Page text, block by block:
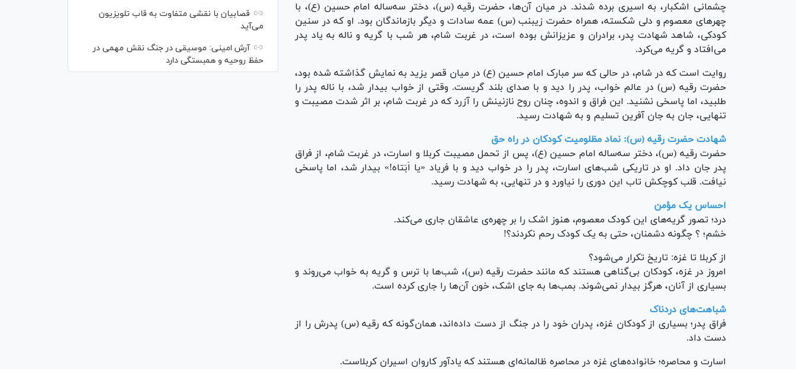
چشمانی اشکبار، به اسیری برده شدند. در میان آن‌ها، حضرت رقیه (س)، دختر سه‌ساله امام حسین (ع)، با
چهرهای معصوم و دلی شکسته، همراه حضرت زیبنب (س) عمه سادات و دیگر بازماندگان بود. او که در سنین
کودکی، شاهد شهادت پدر، برادران و عزیزانش بوده است، در غربت شام، هر شب با گریه و ناله به یاد پدر
می‌افتاد و گریه می‌کرد.
روایت است که در شام، در حالی که سر مبارک امام حسین (ع) در میان قصر یزید به نمایش گذاشته شده بود،
حضرت رقیه (س) در عالم خواب، پدر را دید و با صدای بلند گریست. وقتی از خواب بیدار شد، با ناله پدر را
طلبید، اما پاسخی نشنید. این فراق و اندوه، چنان روح نازنینش را آزرد که در غربت شام، بر اثر شدت مصیبت و
تنهایی، جان به جان آفرین تسلیم و به شهادت رسید.
شهادت حضرت رقیه (س): نماد مظلومیت کودکان در راه حق
حضرت رقیه (س)، دختر سه‌ساله امام حسین (ع)، پس از تحمل مصیبت کربلا و اسارت، در غربت شام، از فراق
پدر جان داد. او در تاریکی شب‌های اسارت، پدر را در خواب دید و با فریاد «یا اَبَتاه!» بیدار شد، اما پاسخی
نیافت. قلب کوچکش تاب این دوری را نیاورد و در تنهایی، به شهادت رسید.
احساس یک مؤمن
درد؛ تصور گریه‌های این کودک معصوم، هنوز اشک را بر چهره‌ی عاشقان جاری می‌کند.
خشم؛ ؟ چگونه دشمنان، حتی به یک کودک رحم نکردند؟!
از کربلا تا غزه: تاریخ تکرار می‌شود؟
امروز در غزه، کودکان بی‌گناهی هستند که مانند حضرت رقیه (س)، شب‌ها با ترس و گریه به خواب می‌روند و
بسیاری از آنان، هرگز بیدار نمی‌شوند. بمب‌ها به جای اشک، خون آن‌ها را جاری کرده است.
شباهت‌های دردناک
فراق پدر؛ بسیاری از کودکان غزه، پدران خود را در جنگ از دست داده‌اند، همان‌گونه که رقیه (س) پدرش را از
دست داد.
اسارت و محاصره؛ خانواده‌های غزه در محاصره ظالمانه‌ای هستند که یادآور کاروان اسیران کربلاست.
قصابیان با نقشی متفاوت به قاب تلویزیون
می‌آید
آرش امینی: موسیقی در جنگ نقش مهمی در
حفظ روحیه و همبستگی دارد